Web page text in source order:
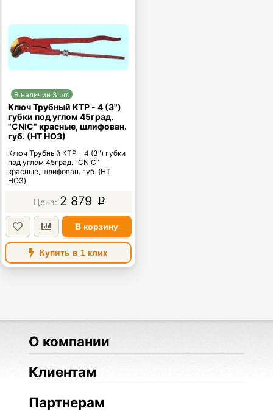
В наличии 3 шт.
Ключ Трубный КТР - 4 (3")
губки под углом 45град.
"CNIC" красные, шлифован.
губ. (HT HO3)
Ключ Трубный КТР - 4 (3") губки
под углом 45град. "CNIC"
красные, шлифован. губ. (HT
HO3)
2 879 p
В корзину
Купить в 1 клик
О компании
Клиентам
Партнерам